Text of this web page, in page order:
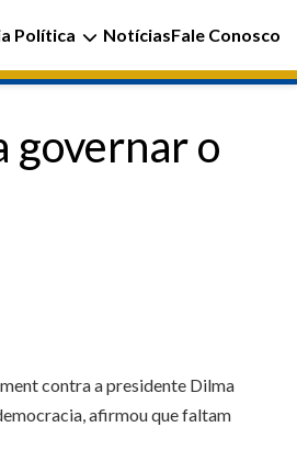
Política NotíciasFale Conosco
governar o
contra a presidente Dilma
afirmou que faltam